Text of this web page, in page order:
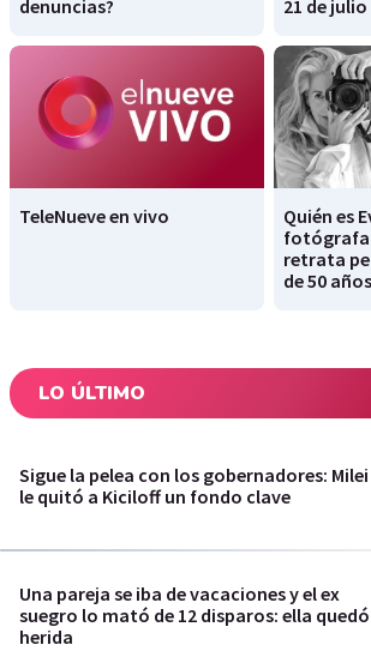
denuncias? 21 de julio
TeleNueve en vivo
Quién es
fotógrafa
retrata
de 50 años
LO ÚLTIMO
Sigue la pelea con los gobernadores: Milei
le quitó a Kiciloff un fondo clave
Una pareja se iba de vacaciones y el ex
suegro lo mató de 12 disparos: ella quedó
herida